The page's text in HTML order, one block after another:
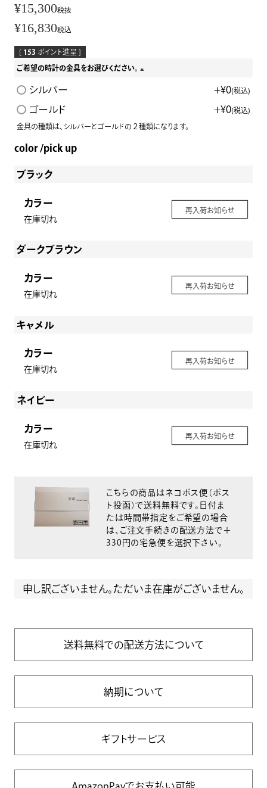
¥15,300税抜
¥16,830税込
[ 153 ポイント進呈 ]
ご希望の時計の金具をお選びください。
)
シルバー +¥0 税込
ゴールド +¥0 税込
金具の種類は、シルバーとゴールドの２種類になります。
color pick up
ブラック
カラー
在庫切れ
再入荷お知らせ
ダークブラウン
カラー
在庫切れ
再入荷お知らせ
キャメル
カラー
在庫切れ
再入荷お知らせ
ネイビー
カラー
在庫切れ
再入荷お知らせ
こちらの商品はネコポス便（ポス
ト投函）で送料無料です。日付ま
たは時間帯指定をご希望の場合
は、ご注文手続きの配送方法で＋
330円の宅急便を選択下さい。
申し訳ございません。ただいま在庫がございません。
送料無料での配送方法について
納期について
ギフトサービス